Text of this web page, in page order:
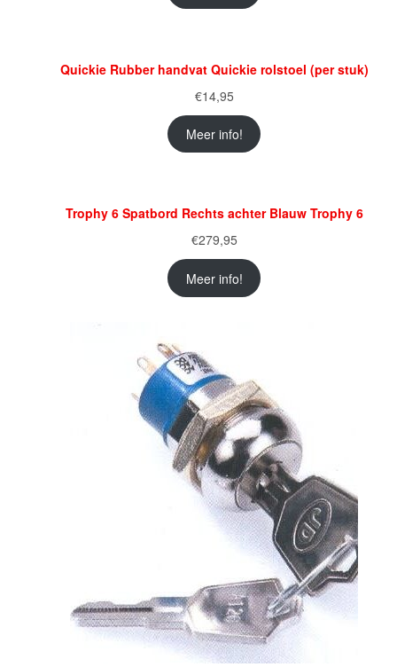
Quickie Rubber handvat Quickie rolstoel (per stuk)
€14,95
Meer info!
Trophy 6 Spatbord Rechts achter Blauw Trophy 6
€279,95
Meer info!